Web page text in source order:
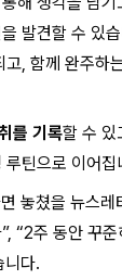
발견할 수 있
, 함께 완주하
를 기록할 수 있
틴으로 이어집
놓쳤을 뉴스레
“2주 동안 꾸
니다.